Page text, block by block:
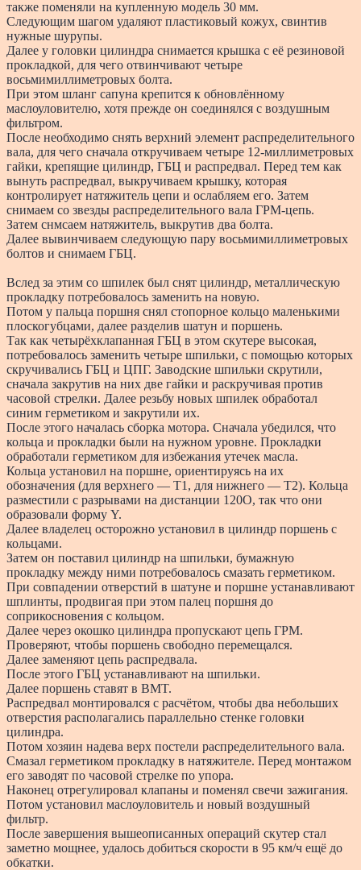
также поменяли на купленную модель 30 мм.
Следующим шагом удаляют пластиковый кожух, свинтив
нужные шурупы.
Далее у головки цилиндра снимается крышка с её резиновой
прокладкой, для чего отвинчивают четыре
восьмимиллиметровых болта.
При этом шланг сапуна крепится к обновлённому
маслоуловителю, хотя прежде он соединялся с воздушным
фильтром.
После необходимо снять верхний элемент распределительного
вала, для чего сначала откручиваем четыре 12-миллиметровых
гайки, крепящие цилиндр, ГБЦ и распредвал. Перед тем как
вынуть распредвал, выкручиваем крышку, которая
контролирует натяжитель цепи и ослабляем его. Затем
снимаем со звезды распределительного вала ГРМ-цепь.
Затем снмсаем натяжитель, выкрутив два болта.
Далее вывинчиваем следующую пару восьмимиллиметровых
болтов и снимаем ГБЦ.
Вслед за этим со шпилек был снят цилиндр, металлическую
прокладку потребовалось заменить на новую.
Потом у пальца поршня снял стопорное кольцо маленькими
плоскогубцами, далее разделив шатун и поршень.
Так как четырёхклапанная ГБЦ в этом скутере высокая,
потребовалось заменить четыре шпильки, с помощью которых
скручивались ГБЦ и ЦПГ. Заводские шпильки скрутили,
сначала закрутив на них две гайки и раскручивая против
часовой стрелки. Далее резьбу новых шпилек обработал
синим герметиком и закрутили их.
После этого началась сборка мотора. Сначала убедился, что
кольца и прокладки были на нужном уровне. Прокладки
обработали герметиком для избежания утечек масла.
Кольца установил на поршне, ориентируясь на их
обозначения (для верхнего — Т1, для нижнего — Т2). Кольца
разместили с разрывами на дистанции 120О, так что они
образовали форму Y.
Далее владелец осторожно установил в цилиндр поршень с
кольцами.
Затем он поставил цилиндр на шпильки, бумажную
прокладку между ними потребовалось смазать герметиком.
При совпадении отверстий в шатуне и поршне устанавливают
шплинты, продвигая при этом палец поршня до
соприкосновения с кольцом.
Далее через окошко цилиндра пропускают цепь ГРМ.
Проверяют, чтобы поршень свободно перемещался.
Далее заменяют цепь распредвала.
После этого ГБЦ устанавливают на шпильки.
Далее поршень ставят в BMT.
Распредвал монтировался с расчётом, чтобы два небольших
отверстия располагались параллельно стенке головки
цилиндра.
Потом хозяин надева верх постели распределительного вала.
Смазал герметиком прокладку в натяжителе. Перед монтажом
его заводят по часовой стрелке по упора.
Наконец отрегулировал клапаны и поменял свечи зажигания.
Потом установил маслоуловитель и новый воздушный
фильтр.
После завершения вышеописанных операций скутер стал
заметно мощнее, удалось добиться скорости в 95 км/ч ещё до
обкатки.